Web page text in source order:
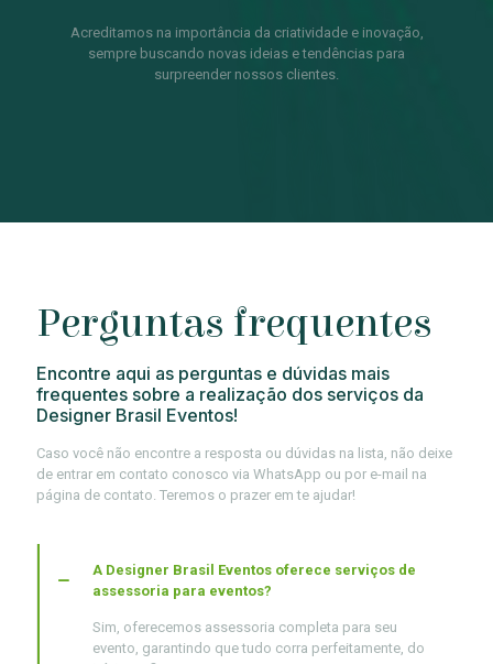
Acreditamos na importância da criatividade e inovação,
sempre buscando novas ideias e tendências para
surpreender nossos clientes.
Perguntas frequentes
Encontre aqui as perguntas e dúvidas mais
frequentes sobre a realização dos serviços da
Designer Brasil Eventos!
Caso você não encontre a resposta ou dúvidas na lista, não deixe
de entrar em contato conosco via WhatsApp ou por e-mail na
página de contato. Teremos o prazer em te ajudar!
A Designer Brasil Eventos oferece serviços de
assessoria para eventos?
Sim, oferecemos assessoria completa para seu
evento, garantindo que tudo corra perfeitamente, do